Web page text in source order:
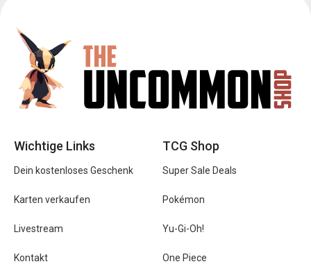
Wichtige Links
Dein kostenloses Geschenk
Karten verkaufen
Livestream
Kontakt
TCG Shop
Super Sale Deals
Pokémon
Yu-Gi-Oh!
One Piece